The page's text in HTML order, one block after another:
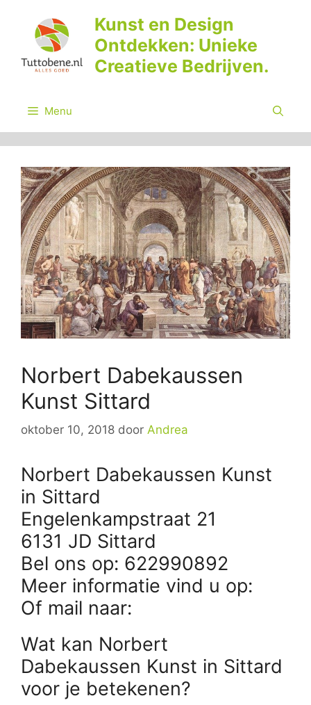
inhoud
Kunst en Design
Ontdekken: Unieke
Creatieve Bedrijven.
Menu
Norbert Dabekaussen
Kunst Sittard
oktober 10, 2018 door Andrea
Norbert Dabekaussen Kunst
in Sittard
Engelenkampstraat 21
6131 JD Sittard
Bel ons op: 622990892
Meer informatie vind u op:
Of mail naar:
Wat kan Norbert
Dabekaussen Kunst in Sittard
voor je betekenen?